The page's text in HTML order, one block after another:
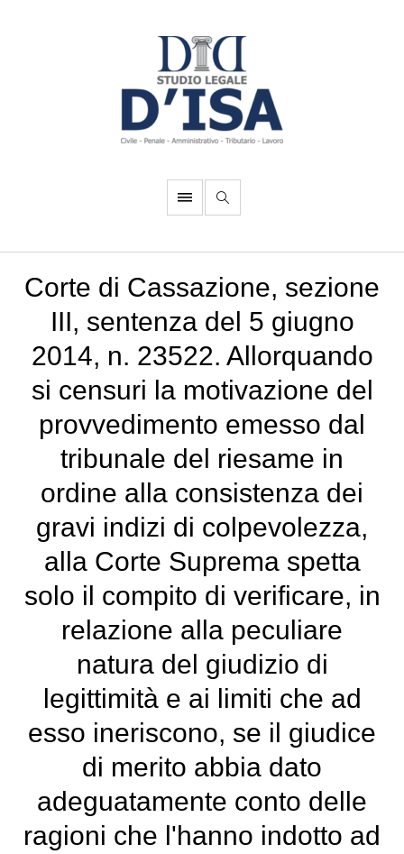
Corte di Cassazione, sezione
III, sentenza del 5 giugno
2014, n. 23522. Allorquando
si censuri la motivazione del
provvedimento emesso dal
tribunale del riesame in
ordine alla consistenza dei
gravi indizi di colpevolezza,
alla Corte Suprema spetta
solo il compito di verificare, in
relazione alla peculiare
natura del giudizio di
legittimità e ai limiti che ad
esso ineriscono, se il giudice
di merito abbia dato
adeguatamente conto delle
ragioni che l'hanno indotto ad